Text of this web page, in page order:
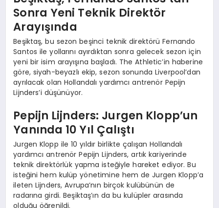
Sonra Yeni Teknik Direktör
Arayışında
Beşiktaş, bu sezon beşinci teknik direktörü Fernando
Santos ile yollarını ayırdıktan sonra gelecek sezon için
yeni bir isim arayışına başladı. The Athletic’in haberine
göre, siyah-beyazlı ekip, sezon sonunda Liverpool’dan
ayrılacak olan Hollandalı yardımcı antrenör Pepijn
Lijnders’i düşünüyor.
Pepijn Lijnders: Jurgen Klopp’un
Yanında 10 Yıl Çalıştı
Jurgen Klopp ile 10 yıldır birlikte çalışan Hollandalı
yardımcı antrenör Pepijn Lijnders, artık kariyerinde
teknik direktörlük yapma isteğiyle hareket ediyor. Bu
isteğini hem kulüp yönetimine hem de Jurgen Klopp’a
ileten Lijnders, Avrupa’nın birçok kulübünün de
radarına girdi. Beşiktaş’ın da bu kulüpler arasında
olduğu öğrenildi.